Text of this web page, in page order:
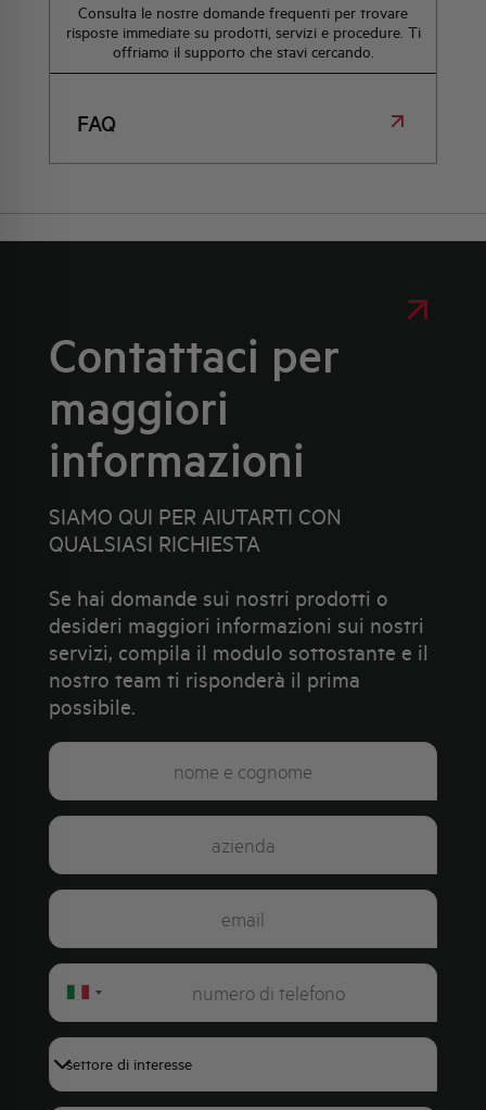
Consulta le nostre domande frequenti per trovare
risposte immediate su prodotti, servizi e procedure. Ti
offriamo il supporto che stavi cercando.
FAQ
Contattaci per
maggiori
informazioni
SIAMO QUI PER AIUTARTI CON
QUALSIASI RICHIESTA
Se hai domande sui nostri prodotti o
desideri maggiori informazioni sui nostri
servizi, compila il modulo sottostante e il
nostro team ti risponderà il prima
possibile.
Italy